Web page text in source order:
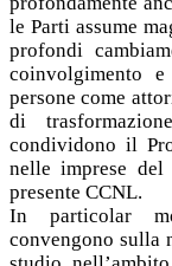
le Parti assume
profondi
coinvolgimento
persone come
di
condividono il
nelle imprese del
presente CCNL.
In particolar
convengono sulla